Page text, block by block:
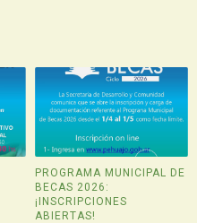
PROGRAMA MUNICIPAL DE
BECAS 2026:
¡INSCRIPCIONES
ABIERTAS!